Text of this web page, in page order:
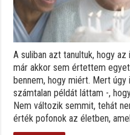
A suliban azt tanultuk, hogy
már akkor sem értettem
bennem, hogy miért. Mert
számtalan példát láttam -,
Nem változik semmit, tehát
érték pofonok az életben,